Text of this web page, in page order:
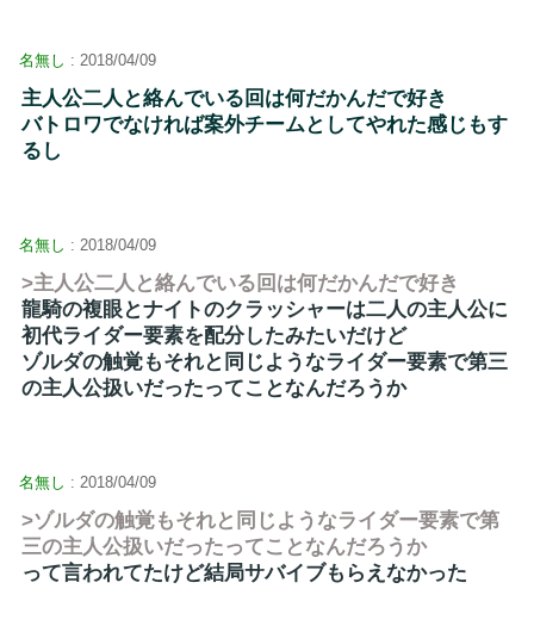
名無し : 2018/04/09
主人公二人と絡んでいる回は何だかんだで好き
バトロワでなければ案外チームとしてやれた感じもす
るし
名無し : 2018/04/09
>主人公二人と絡んでいる回は何だかんだで好き
龍騎の複眼とナイトのクラッシャーは二人の主人公に
初代ライダー要素を配分したみたいだけど
ゾルダの触覚もそれと同じようなライダー要素で第三
の主人公扱いだったってことなんだろうか
名無し : 2018/04/09
>ゾルダの触覚もそれと同じようなライダー要素で第
三の主人公扱いだったってことなんだろうか
って言われてたけど結局サバイブもらえなかった